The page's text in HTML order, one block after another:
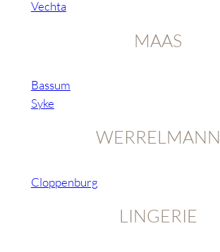
Vechta
MAAS
Bassum
Syke
WERRELMANN
Cloppenburg
LINGERIE